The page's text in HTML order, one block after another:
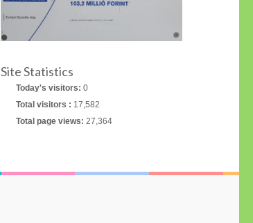
Site Statistics
Today's visitors: 0
Total visitors : 17,582
Total page views: 27,364